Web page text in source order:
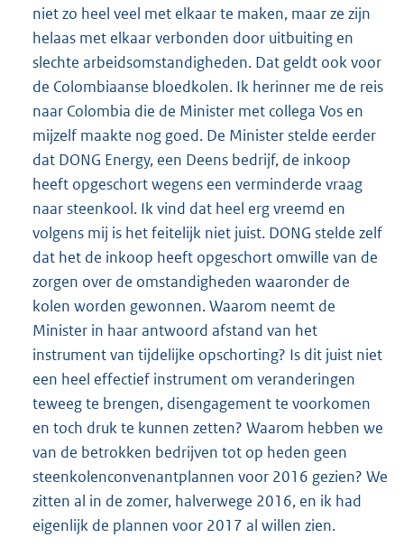
niet zo heel veel met elkaar te maken, maar ze zijn
helaas met elkaar verbonden door uitbuiting en
slechte arbeidsomstandigheden. Dat geldt ook voor
de Colombiaanse bloedkolen. Ik herinner me de reis
naar Colombia die de Minister met collega Vos en
mijzelf maakte nog goed. De Minister stelde eerder
dat DONG Energy, een Deens bedrijf, de inkoop
heeft opgeschort wegens een verminderde vraag
naar steenkool. Ik vind dat heel erg vreemd en
volgens mij is het feitelijk niet juist. DONG stelde zelf
dat het de inkoop heeft opgeschort omwille van de
zorgen over de omstandigheden waaronder de
kolen worden gewonnen. Waarom neemt de
Minister in haar antwoord afstand van het
instrument van tijdelijke opschorting? Is dit juist niet
een heel effectief instrument om veranderingen
teweeg te brengen, disengagement te voorkomen
en toch druk te kunnen zetten? Waarom hebben we
van de betrokken bedrijven tot op heden geen
steenkolenconvenantplannen voor 2016 gezien? We
zitten al in de zomer, halverwege 2016, en ik had
eigenlijk de plannen voor 2017 al willen zien.